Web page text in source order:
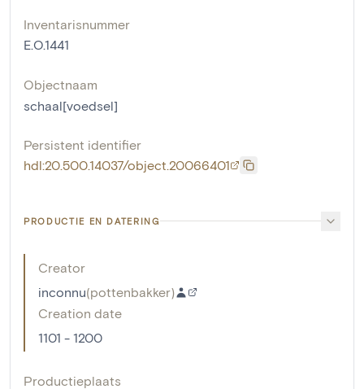
Inventarisnummer
E.O.1441
Objectnaam
schaal[voedsel]
Persistent identifier
hdl:20.500.14037/object.20066401
PRODUCTIE EN DATERING
Creator
inconnu(pottenbakker)
Creation date
1101 - 1200
Productieplaats